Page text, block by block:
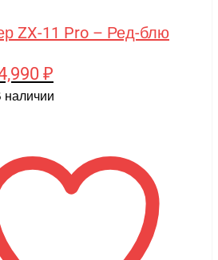
ZX-11 Pro – Ред-блю
₽
цена:
наличии